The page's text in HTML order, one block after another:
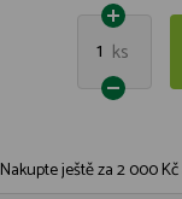
1 ks
Nakupte ještě za2 000 Kč